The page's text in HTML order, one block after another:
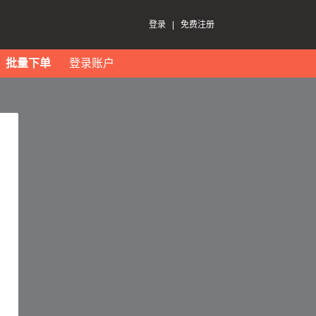
登录 免费注册
批量下单 登录账户